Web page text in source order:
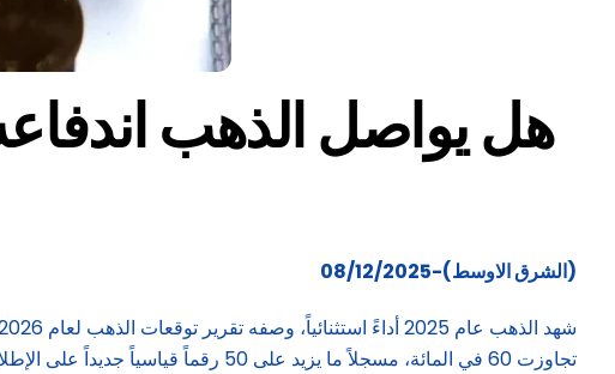
(الشرق الاوسط)-08/12/2025
تجاوزت 60 في المائة، مسجلاً ما يزيد على 50 رقماً قياسياً جديداً على الإطلاق.